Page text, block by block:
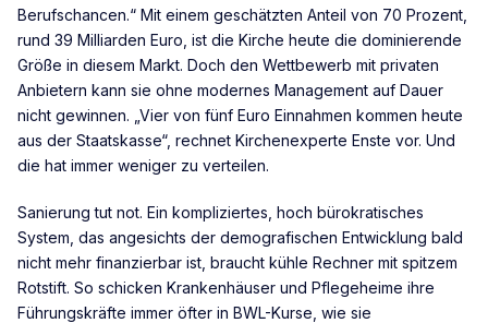
Berufschancen.“ Mit einem geschätzten Anteil von 70 Prozent,
rund 39 Milliarden Euro, ist die Kirche heute die dominierende
Größe in diesem Markt. Doch den Wettbewerb mit privaten
Anbietern kann sie ohne modernes Management auf Dauer
nicht gewinnen. „Vier von fünf Euro Einnahmen kommen heute
aus der Staatskasse“, rechnet Kirchenexperte Enste vor. Und
die hat immer weniger zu verteilen.
Sanierung tut not. Ein kompliziertes, hoch bürokratisches
System, das angesichts der demografischen Entwicklung bald
nicht mehr finanzierbar ist, braucht kühle Rechner mit spitzem
Rotstift. So schicken Krankenhäuser und Pflegeheime ihre
Führungskräfte immer öfter in BWL-Kurse, wie sie